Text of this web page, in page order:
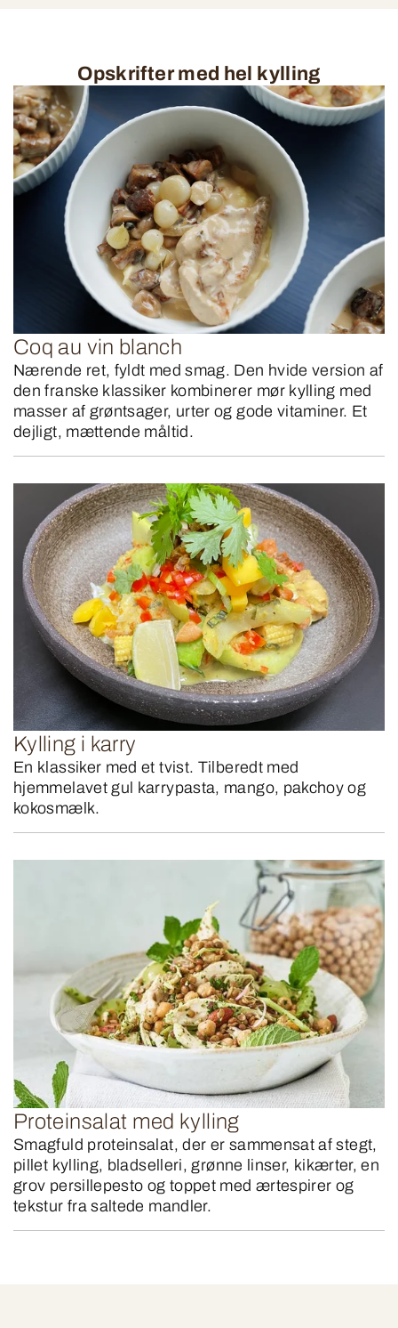
Opskrifter med hel kylling
Coq au vin blanch
Nærende ret, fyldt med smag. Den hvide version af
den franske klassiker kombinerer mør kylling med
masser af grøntsager, urter og gode vitaminer. Et
dejligt, mættende måltid.
Kylling i karry
En klassiker med et tvist. Tilberedt med
hjemmelavet gul karrypasta, mango, pakchoy og
kokosmælk.
Proteinsalat med kylling
Smagfuld proteinsalat, der er sammensat af stegt,
pillet kylling, bladselleri, grønne linser, kikærter, en
grov persillepesto og toppet med ærtespirer og
tekstur fra saltede mandler.